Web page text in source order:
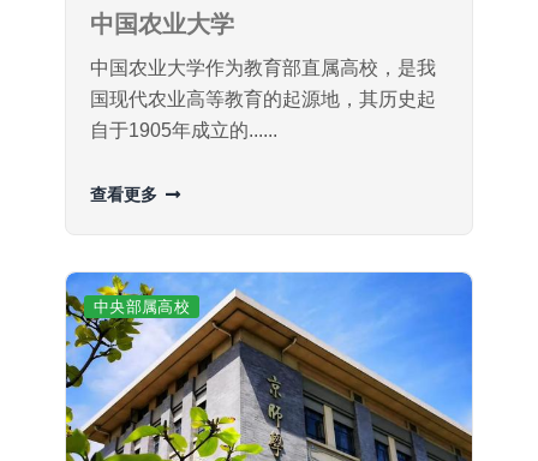
中国农业大学
中国农业大学作为教育部直属高校，是我
国现代农业高等教育的起源地，其历史起
自于1905年成立的......
查看更多
中央部属高校